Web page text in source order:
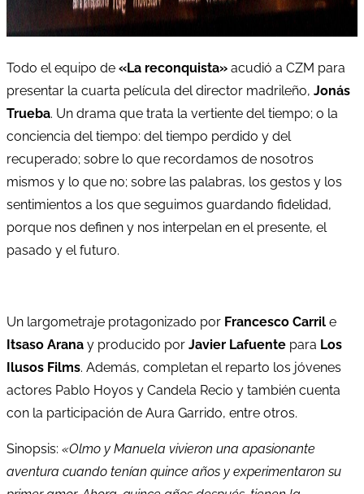
Todo el equipo de «La reconquista» acudió a CZM para
presentar la cuarta película del director madrileño, Jonás
Trueba. Un drama que trata la vertiente del tiempo; o la
conciencia del tiempo: del tiempo perdido y del
recuperado; sobre lo que recordamos de nosotros
mismos y lo que no; sobre las palabras, los gestos y los
sentimientos a los que seguimos guardando fidelidad,
porque nos definen y nos interpelan en el presente, el
pasado y el futuro.
Un largometraje protagonizado por Francesco Carril e
Itsaso Arana y producido por Javier Lafuente para Los
Ilusos Films. Además, completan el reparto los jóvenes
actores Pablo Hoyos y Candela Recio y también cuenta
con la participación de Aura Garrido, entre otros.
Sinopsis: «Olmo y Manuela vivieron una apasionante
aventura cuando tenían quince años y experimentaron su